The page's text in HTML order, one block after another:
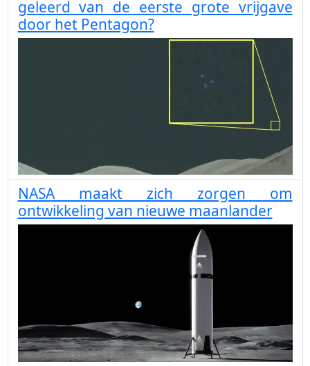
geleerd van de eerste grote vrijgave
door het Pentagon?
NASA maakt zich zorgen om
ontwikkeling van nieuwe maanlander